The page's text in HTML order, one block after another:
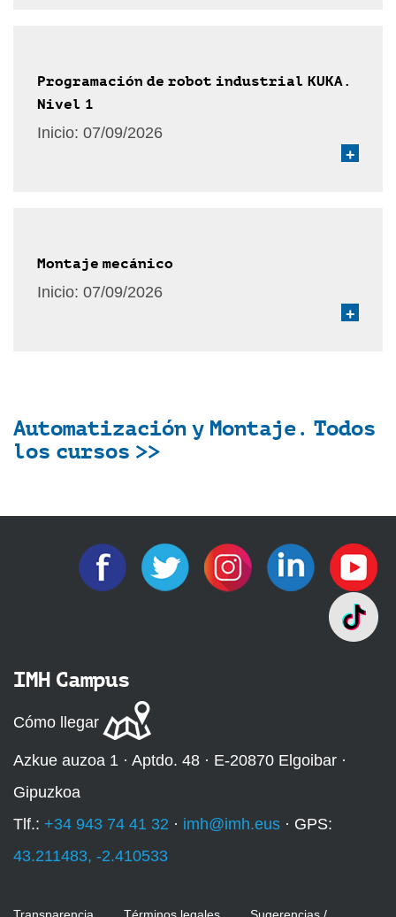
Programación de robot industrial KUKA.
Nivel 1
Inicio: 07/09/2026
+
Montaje mecánico
Inicio: 07/09/2026
+
Automatización y Montaje. Todos
los cursos >>
IMH Campus
Cómo llegar
Azkue auzoa 1 · Aptdo. 48 · E-20870 Elgoibar ·
Gipuzkoa
Tlf.: +34 943 74 41 32 · imh@imh.eus · GPS:
43.211483, -2.410533